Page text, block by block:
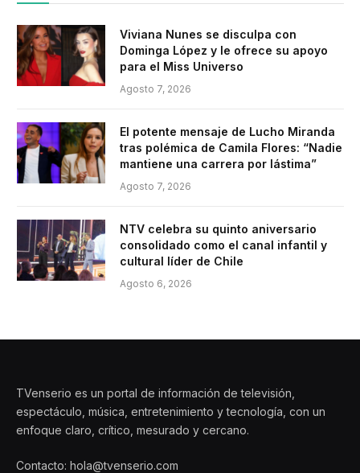
Viviana Nunes se disculpa con
Dominga López y le ofrece su apoyo
para el Miss Universo
Agosto 7, 2026
El potente mensaje de Lucho Miranda
tras polémica de Camila Flores: “Nadie
mantiene una carrera por lástima”
Agosto 7, 2026
NTV celebra su quinto aniversario
consolidado como el canal infantil y
cultural líder de Chile
Agosto 6, 2026
TVenserio es un portal de información de televisión,
espectáculo, música, entretenimiento y tecnología, con un
enfoque claro, crítico, mesurado y cercano.
Contacto: hola@tvenserio.com